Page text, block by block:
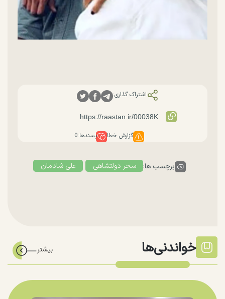
اشتراک گذاری:
گزارش خطا پسندها:0
برچسب ها: سحر دولتشاهی علی شادمان
خواندنی‌ها